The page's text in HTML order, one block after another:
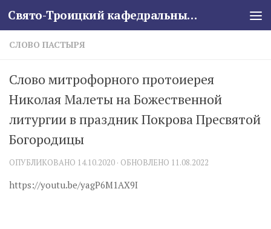
Skip to content Свято-Троицкий кафедральный собор
СЛОВО ПАСТЫРЯ
Слово митрофорного протоиерея
Николая Малеты на Божественной
литургии в праздник Покрова Пресвятой
Богородицы
ОПУБЛИКОВАНО 14.10.2020 · ОБНОВЛЕНО 11.08.2022
https://youtu.be/yagP6M1AX9I